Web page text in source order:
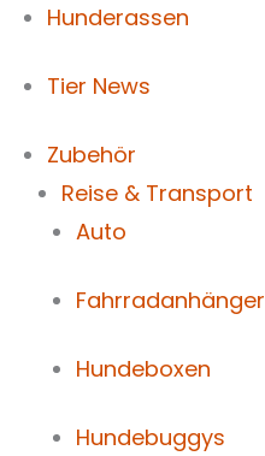
Hunderassen
Tier News
Zubehör
Reise & Transport
Auto
Fahrradanhänger
Hundeboxen
Hundebuggys